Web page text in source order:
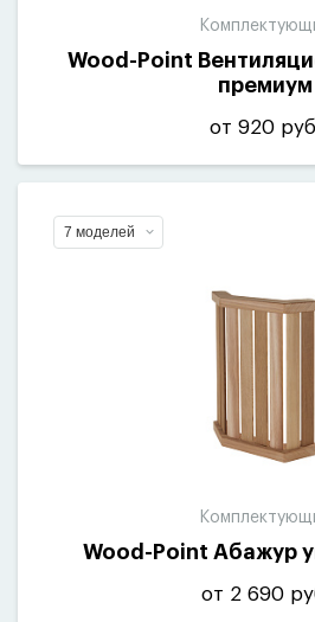
Wood-Point
премиум
от 920
7 моделей
Wood-Point Абажур
от 2 690